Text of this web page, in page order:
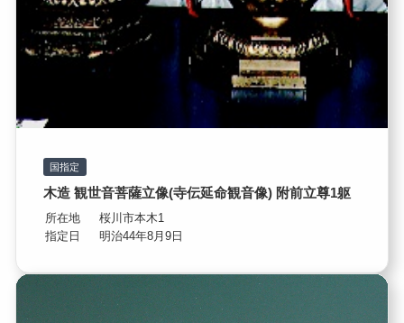
国指定
木造 観世音菩薩立像(寺伝延命観音像) 附前立尊1躯
所在地
桜川市本木1
指定日
明治44年8月9日